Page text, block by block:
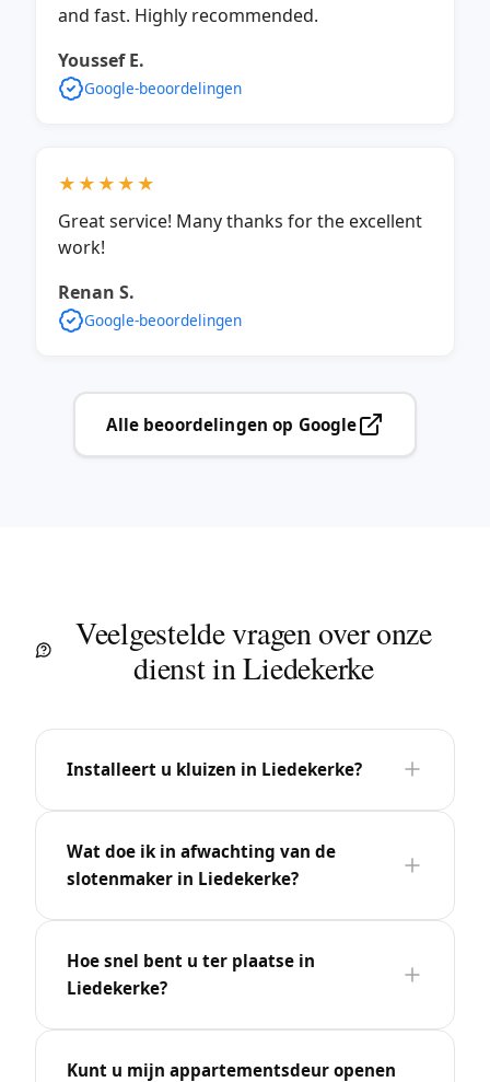
and fast. Highly recommended.
Youssef E.
Google-beoordelingen
★★★★★
Great service! Many thanks for the excellent
work!
Renan S.
Google-beoordelingen
Alle beoordelingen op Google
Veelgestelde vragen over onze
dienst in Liedekerke
Installeert u kluizen in Liedekerke?
Wat doe ik in afwachting van de
slotenmaker in Liedekerke?
Hoe snel bent u ter plaatse in
Liedekerke?
Kunt u mijn appartementsdeur openen